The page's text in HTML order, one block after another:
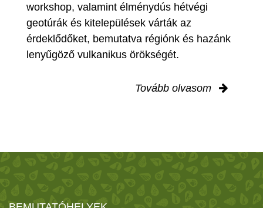
workshop, valamint élménydús hétvégi
geotúrák és kitelepülések várták az
érdeklődőket, bemutatva régiónk és hazánk
lenyűgöző vulkanikus örökségét.
Tovább olvasom